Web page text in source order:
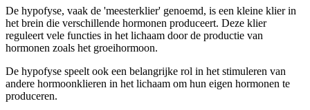
De hypofyse, vaak de 'meesterklier' genoemd, is een kleine klier in
het brein die verschillende hormonen produceert. Deze klier
reguleert vele functies in het lichaam door de productie van
hormonen zoals het groeihormoon.
De hypofyse speelt ook een belangrijke rol in het stimuleren van
andere hormoonklieren in het lichaam om hun eigen hormonen te
produceren.